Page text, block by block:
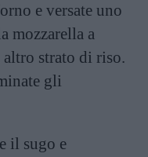
e versate uno
mozzarella a
strato di riso.
gli
il sugo e